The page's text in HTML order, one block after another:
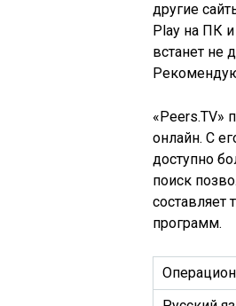
другие
Play на ПК
встанет не
«Peers.TV»
онлайн. С
доступно
поиск
составляет
программ.